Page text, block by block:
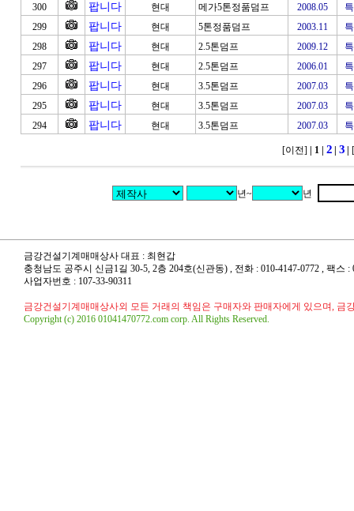
300
팝니다 현대 메가5톤정품덤프 2008.05
299
팝니다 현대 5톤정품덤프 2003.11
298
팝니다 현대 2.5톤덤프 2009.12
297
팝니다 현대 2.5톤덤프 2006.01
296
팝니다 현대 3.5톤덤프 2007.03
295
팝니다 현대 3.5톤덤프 2007.03
294
팝니다 현대 3.5톤덤프 2007.03
[이전] | 1 2 3
년~ 년
금강건설기계매매상사 대표 : 최현갑
충청남도 공주시 신금1길 30-5, 2층 204호(신관동) , 전화 : 010-4147-0772 , 팩스 :
사업자번호 : 107-33-90311
금강건설기계매매상사외 모든 거래의 책임은 구매자와 판매자에게 있으며, 금
Copyright (c) 2016 01041470772.com corp. All Rights Reserved.